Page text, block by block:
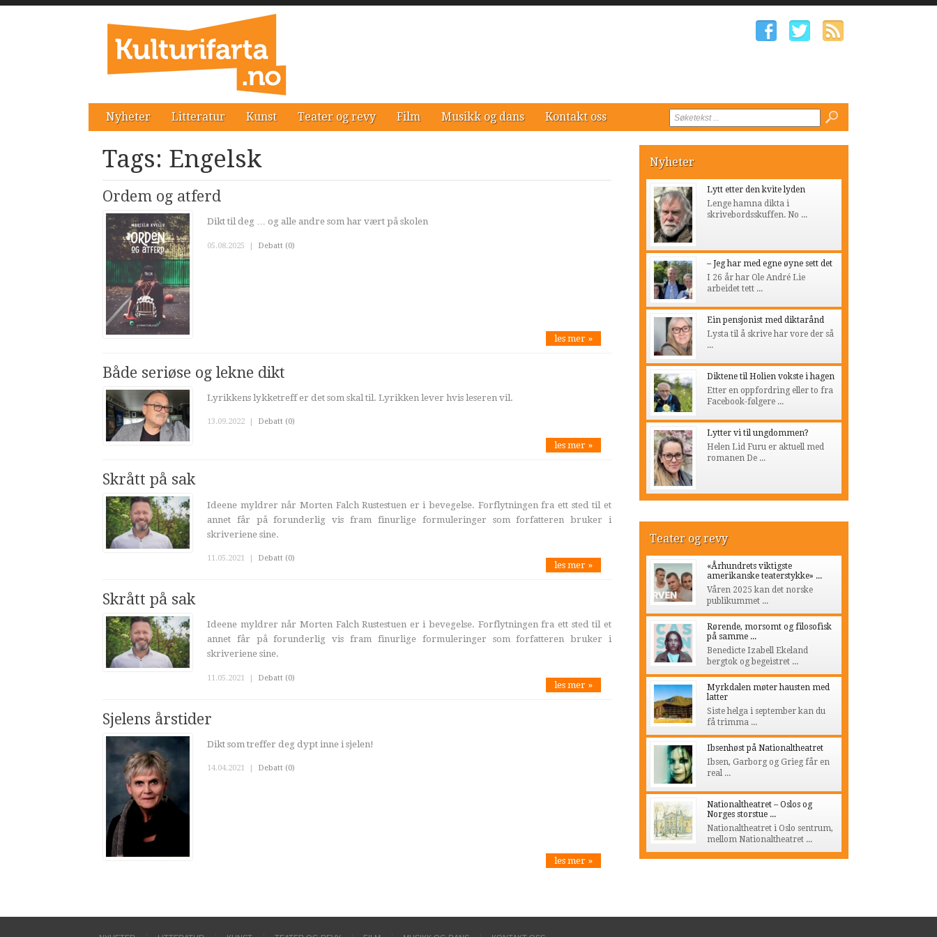
Nyheter Litteratur Kunst Teater og revy Film Musikk og dans Kontakt oss
Tags: Engelsk
Ordem og atferd
Dikt til deg … og alle andre som har vært på skolen
05.08.2025 | Debatt (0)
les mer »
Både seriøse og lekne dikt
Lyrikkens lykketreff er det som skal til. Lyrikken lever hvis leseren vil.
13.09.2022 Debatt (0)
les mer »
Skrått på sak
Ideene myldrer når Morten Falch Rustestuen er i bevegelse. Forflytningen fra ett sted til et
annet får på forunderlig vis fram finurlige formuleringer som forfatteren bruker i
skriveriene sine.
11.05.2021 | Debatt (0)
les mer »
Skrått på sak
Ideene myldrer når Morten Falch Rustestuen er i bevegelse. Forflytningen fra ett sted til et
annet får på forunderlig vis fram finurlige formuleringer som forfatteren bruker i
skriveriene sine.
11.05.2021 | Debatt (0)
les mer »
Sjelens årstider
Dikt som treffer deg dypt inne i sjelen!
14.04.2021 Debatt (0)
les mer »
Nyheter
Lytt etter den kvite lyden
Lenge hamna dikta i
skrivebordsskuffen. No ...
– Jeg har med egne øyne sett det
I 26 år har Ole André Lie
arbeidet tett ...
Ein pensjonist med diktarånd
Lysta til å skrive har vore der så
...
Diktene til Holien vokste i hagen
Etter en oppfordring eller to fra
Facebook-følgere ...
Lytter vi til ungdommen?
Helen Lid Furu er aktuell med
romanen De ...
Teater og revy
«Århundrets viktigste
amerikanske teaterstykke» ...
Våren 2025 kan det norske
publikummet ...
Rørende, morsomt og filosofisk
på samme ...
Benedicte Izabell Ekeland
bergtok og begeistret ...
Myrkdalen møter hausten med
latter
Siste helga i september kan du
få trimma ...
Ibsenhøst på Nationaltheatret
Ibsen, Garborg og Grieg får en
real ...
Nationaltheatret – Oslos og
Norges storstue ...
Nationaltheatret i Oslo sentrum,
mellom Nationaltheatret ...